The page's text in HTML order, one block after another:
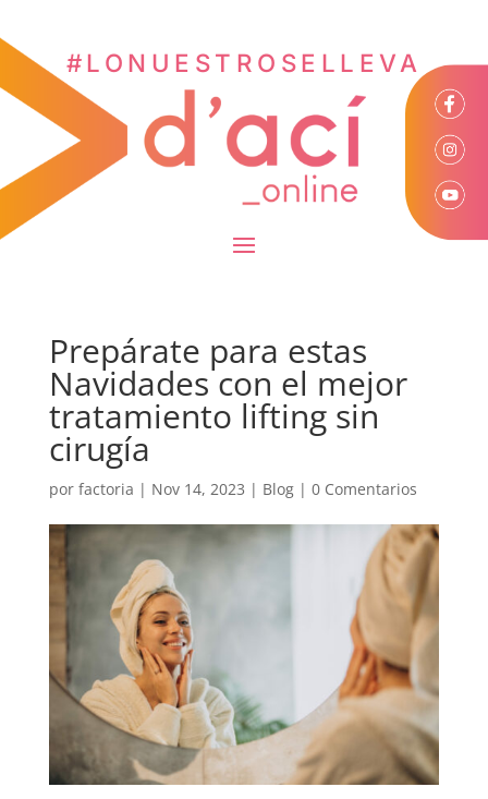
#LONUESTROSELLEVA
Prepárate para estas
Navidades con el mejor
tratamiento lifting sin
cirugía
por factoria | Nov 14, 2023 | Blog| 0 Comentarios